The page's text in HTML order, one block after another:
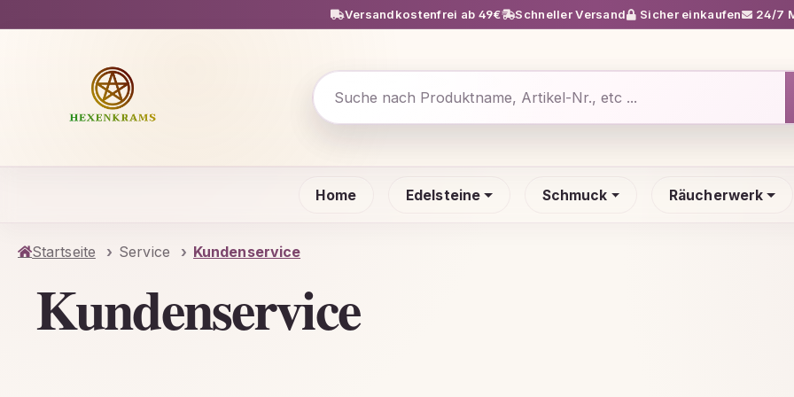
Versandkostenfrei ab 49€ Schneller Versand Sicher einkaufen 24/7
Home Edelsteine Schmuck Räucherwerk
Startseite Service Kundenservice
Kundenservice